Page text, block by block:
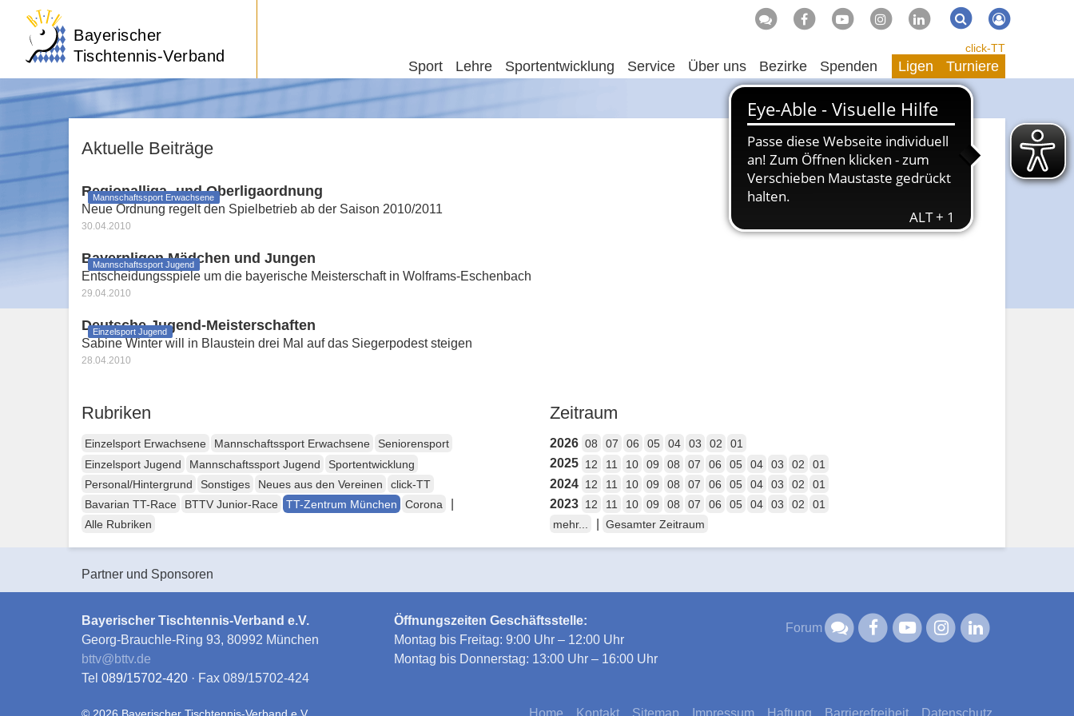
Bayerischer
Tischtennis-Verband
Suche Suchen
Sport Lehre Sportentwicklung Service Über uns Bezirke Spenden
click-TT
Ligen Turniere
Aktuelle Beiträge
Mannschaftssport Erwachsene
Regionalliga- und Oberligaordnung
Neue Ordnung regelt den Spielbetrieb ab der Saison 2010/2011
30.04.2010
Mannschaftssport Jugend
Bayernligen Mädchen und Jungen
Entscheidungsspiele um die bayerische Meisterschaft in Wolframs-Eschenbach
29.04.2010
Einzelsport Jugend
Deutsche Jugend-Meisterschaften
Sabine Winter will in Blaustein drei Mal auf das Siegerpodest steigen
28.04.2010
Rubriken
Einzelsport Erwachsene Mannschaftssport Erwachsene
Seniorensport
Einzelsport Jugend
Mannschaftssport Jugend
Sportentwicklung
Personal/Hintergrund
Sonstiges Neues aus den Vereinen
click-TT
Bavarian TT-Race
BTTV Junior-Race TT-Zentrum München Corona
Alle Rubriken
Zeitraum
2026 08 07 06 05 04 03 02 01
2025 12 11 10 09 08 07 06 05 04 03 02 01
2024 12 11 10 09 08 07 06 05 04 03 02 01
2023 12 11 10 09 08 07 06 05 04 03 02
01
mehr...
Gesamter Zeitraum
Partner und Sponsoren
Bayerischer Tischtennis-Verband e.V.
Georg-Brauchle-Ring 93, 80992 München
bttv@bttv.de
Tel 089/15702-420 · Fax 089/15702-424
Öffnungszeiten Geschäftsstelle:
Montag bis Freitag: 9:00 Uhr – 12:00 Uhr
Montag bis Donnerstag: 13:00 Uhr – 16:00 Uhr
Forum